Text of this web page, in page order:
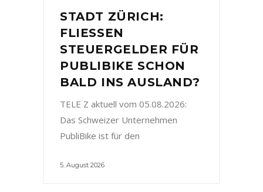
STADT ZÜRICH:
FLIESSEN
STEUERGELDER FÜR
PUBLIBIKE SCHON
BALD INS AUSLAND?
TELE Z aktuell vom 05.08.2026:
Das Schweizer Unternehmen
PubliBike ist für den
5. August 2026